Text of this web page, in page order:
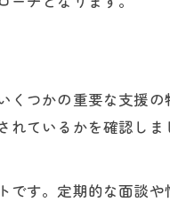
つかの重要な支援
ているかを確認し
す。定期的な面談